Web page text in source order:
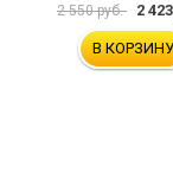
2 550 руб. 2
В КОРЗИНУ